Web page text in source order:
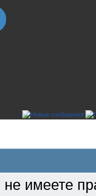
имеете